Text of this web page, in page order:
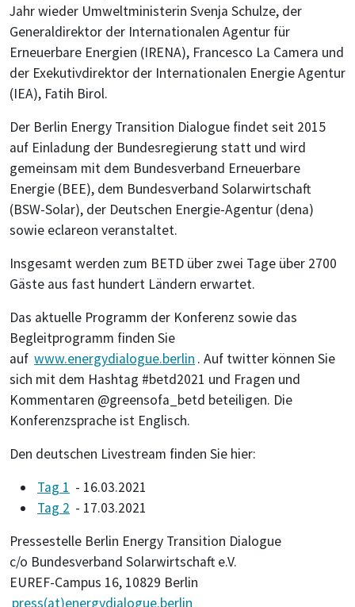
Jahr wieder Umweltministerin Svenja Schulze, der
Generaldirektor der Internationalen Agentur für
Erneuerbare Energien (IRENA), Francesco La Camera und
der Exekutivdirektor der Internationalen Energie Agentur
(IEA), Fatih Birol.
Der Berlin Energy Transition Dialogue findet seit 2015
auf Einladung der Bundesregierung statt und wird
gemeinsam mit dem Bundesverband Erneuerbare
Energie (BEE), dem Bundesverband Solarwirtschaft
(BSW-Solar), der Deutschen Energie-Agentur (dena)
sowie eclareon veranstaltet.
Insgesamt werden zum BETD über zwei Tage über 2700
Gäste aus fast hundert Ländern erwartet.
Das aktuelle Programm der Konferenz sowie das
Begleitprogramm finden Sie
auf www.energydialogue.berlin . Auf twitter können Sie
sich mit dem Hashtag #betd2021 und Fragen und
Kommentaren @greensofa_betd beteiligen. Die
Konferenzsprache ist Englisch.
Den deutschen Livestream finden Sie hier:
Tag 1 - 16.03.2021
Tag 2 - 17.03.2021
Pressestelle Berlin Energy Transition Dialogue
c/o Bundesverband Solarwirtschaft e.V.
EUREF-Campus 16, 10829 Berlin
press(at)energydialogue.berlin